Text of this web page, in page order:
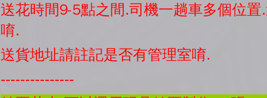
送花時間9-5點之間.司機一趟車多個位
唷.
送貨地址請註記是否有管理室唷.
---------------